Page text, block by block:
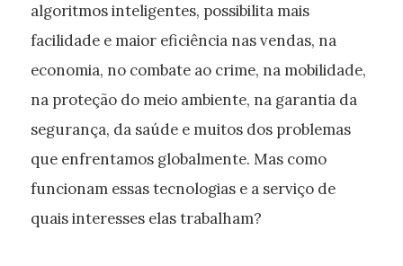
algoritmos inteligentes, possibilita mais
facilidade e maior eficiência nas vendas, na
economia, no combate ao crime, na mobilidade,
na proteção do meio ambiente, na garantia da
segurança, da saúde e muitos dos problemas
que enfrentamos globalmente. Mas como
funcionam essas tecnologias e a serviço de
quais interesses elas trabalham?